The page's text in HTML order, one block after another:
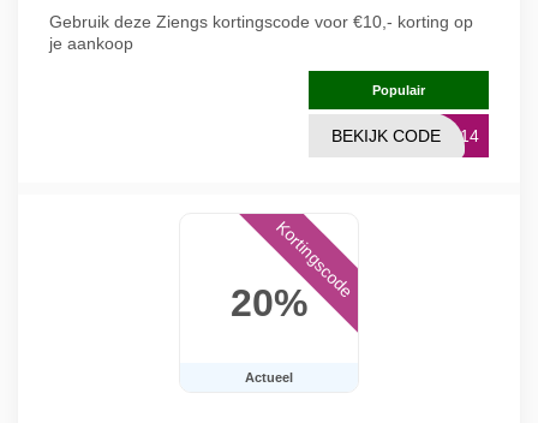
Gebruik deze Ziengs kortingscode voor €10,- korting op
je aankoop
Populair
JN14
BEKIJK CODE
20%
Actueel
Kortingscode